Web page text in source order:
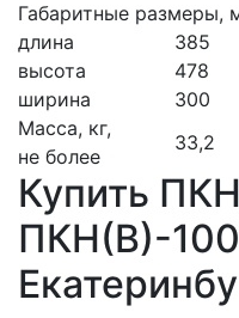
Габаритные размеры,
длина
385
высота
478
ширина
300
Масса, кг,
не более
33,2
Купить
ПКН(В)-